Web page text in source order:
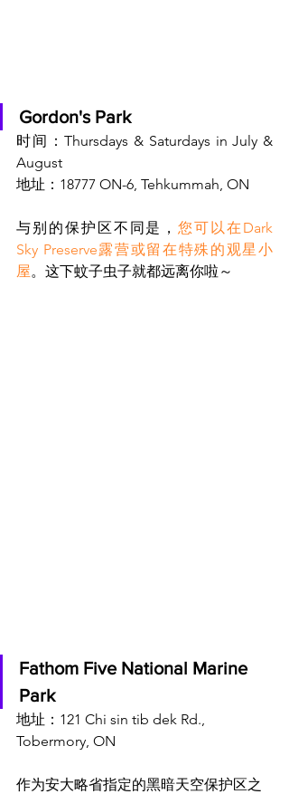
Gordon's Park
时间：Thursdays & Saturdays in July &
August
地址：18777 ON-6, Tehkummah, ON
与别的保护区不同是，您可以在Dark
Sky Preserve露营或留在特殊的观星小
屋。这下蚊子虫子就都远离你啦～
Fathom Five National Marine
Park
地址：121 Chi sin tib dek Rd.,
Tobermory, ON
作为安大略省指定的黑暗天空保护区之